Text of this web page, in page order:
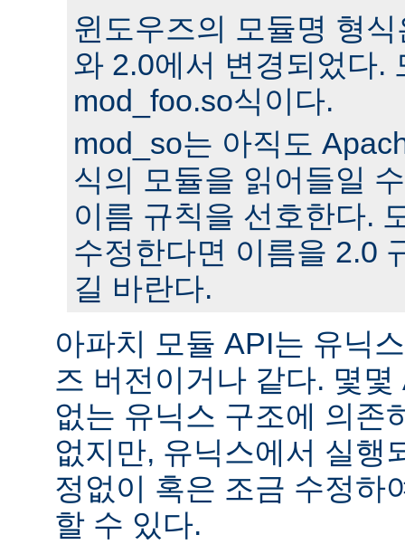
윈도우즈의 모듈명 형
와 2.0에서 변경되었다.
mod_foo.so식이다.
mod_so는 아직도
식의 모듈을 읽어들일
이름 규칙을 선호한다.
수정한다면 이름을 2.0
길 바란다.
아파치 모듈 API는 유닉
즈 버전이거나 같다. 몇
없는 유닉스 구조에 의존
없지만, 유닉스에서 실행
정없이 혹은 조금 수정하
할 수 있다.